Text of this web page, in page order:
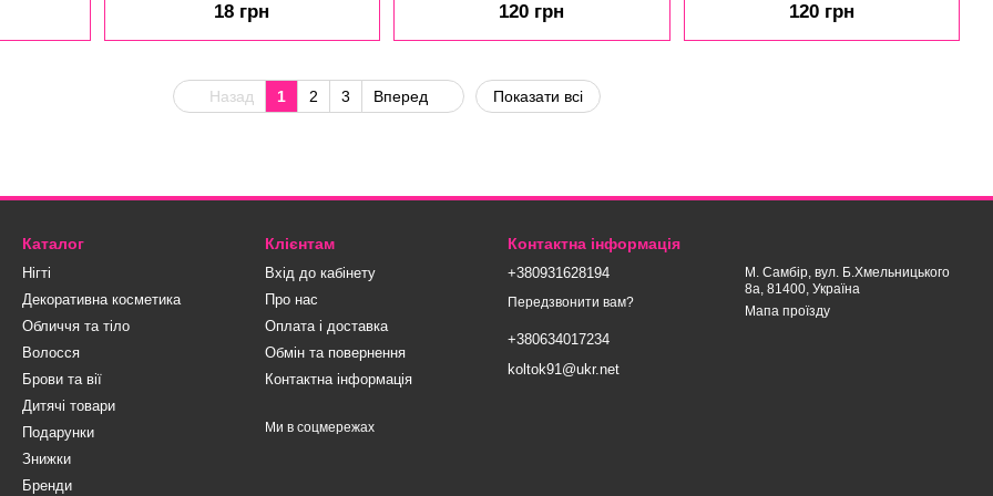
в
саше, 6 мл
18 грн
мл
120 грн
мл
120 грн
Назад 1 2 3 Вперед Показати всі
Каталог
Нігті
Декоративна косметика
Обличчя та тіло
Волосся
Брови та вії
Дитячі товари
Подарунки
Знижки
Бренди
Клієнтам
Вхід до кабінету
Про нас
Оплата і доставка
Обмін та повернення
Контактна інформація
Ми в соцмережах
Контактна інформація
+380931628194
Передзвонити вам?
+380634017234
koltok91@ukr.net
М. Самбір, вул. Б.Хмельницького
8а, 81400, Україна
Мапа проїзду